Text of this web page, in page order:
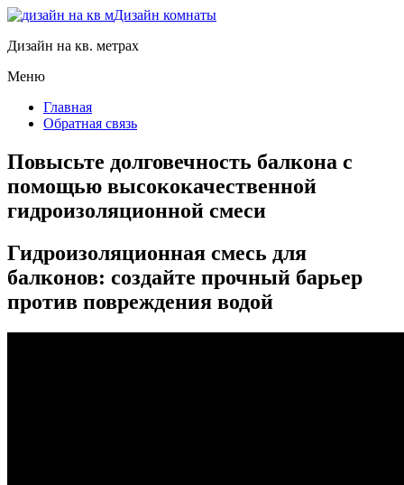
Дизайн комнаты
Дизайн на кв. метрах
Меню
Главная
Обратная связь
Повысьте долговечность балкона с
помощью высококачественной
гидроизоляционной смеси
Гидроизоляционная смесь для
балконов: создайте прочный барьер
против повреждения водой